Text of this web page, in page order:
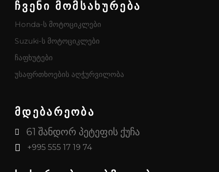
ჩვენი მომსახურება
Honda-ს მოტოციკლები
Suzuki-ს მოტოციკლები
ჩაფხუტები
უსაფრთხოების აღჭურვილობა
მდებარეობა
61 შანდორ პეტეფის ქუჩა
+995 555 17 19 74